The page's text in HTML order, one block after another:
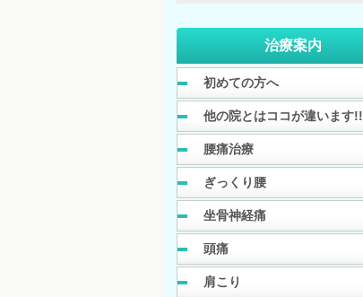
治療案内
初めての方へ
他の院とはココが違います!!
腰痛治療
ぎっくり腰
坐骨神経痛
頭痛
肩こり